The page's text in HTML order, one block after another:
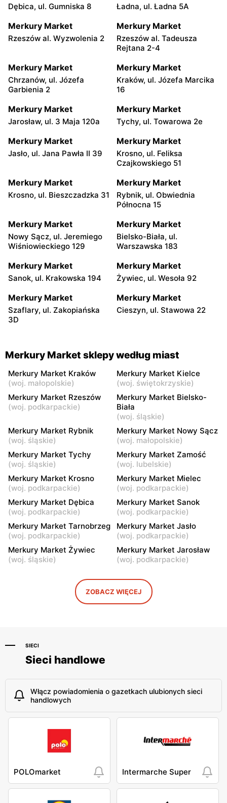
Dębica, ul. Gumniska 8 Ładna, ul. Ładna 5A
Merkury Market
Rzeszów al. Wyzwolenia 2
Merkury Market
Rzeszów al. Tadeusza
Rejtana 2-4
Merkury Market
Chrzanów, ul. Józefa
Garbienia 2
Merkury Market
Kraków, ul. Józefa Marcika
16
Merkury Market
Jarosław, ul. 3 Maja 120a
Merkury Market
Tychy, ul. Towarowa 2e
Merkury Market
Jasło, ul. Jana Pawła II 39
Merkury Market
Krosno, ul. Feliksa
Czajkowskiego 51
Merkury Market
Krosno, ul. Bieszczadzka 31
Merkury Market
Rybnik, ul. Obwiednia
Północna 15
Merkury Market
Nowy Sącz, ul. Jeremiego
Wiśniowieckiego 129
Merkury Market
Bielsko-Biała, ul.
Warszawska 183
Merkury Market
Sanok, ul. Krakowska 194
Merkury Market
Żywiec, ul. Wesoła 92
Merkury Market
Szaflary, ul. Zakopiańska
3D
Merkury Market
Cieszyn, ul. Stawowa 22
Merkury Market sklepy według miast
Merkury Market Kraków
(woj. małopolskie)
Merkury Market Kielce
(woj. świętokrzyskie)
Merkury Market Rzeszów
(woj. podkarpackie)
Merkury Market Bielsko-
Biała
(woj. śląskie)
Merkury Market Rybnik
(woj. śląskie)
Merkury Market Nowy Sącz
(woj. małopolskie)
Merkury Market Tychy
(woj. śląskie)
Merkury Market Zamość
(woj. lubelskie)
Merkury Market Krosno
(woj. podkarpackie)
Merkury Market Mielec
(woj. podkarpackie)
Merkury Market Dębica
(woj. podkarpackie)
Merkury Market Sanok
(woj. podkarpackie)
Merkury Market Tarnobrzeg
(woj. podkarpackie)
Merkury Market Jasło
(woj. podkarpackie)
Merkury Market Żywiec
(woj. śląskie)
Merkury Market Jarosław
(woj. podkarpackie)
ZOBACZ WIĘCEJ
SIECI
Sieci handlowe
Włącz powiadomienia o gazetkach ulubionych sieci
handlowych
POLOmarket Intermarche Super